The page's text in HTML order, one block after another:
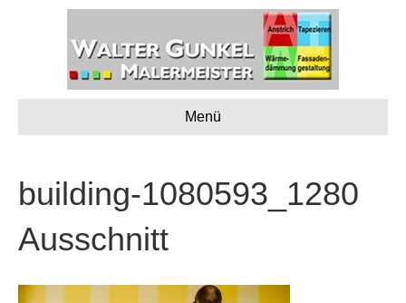
Menü
building-1080593_1280
Ausschnitt